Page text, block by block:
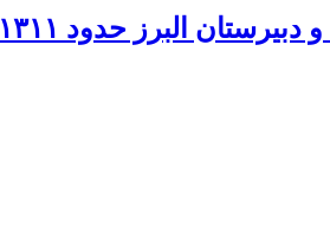
البرز حدود ۱۳۱۱ه ش